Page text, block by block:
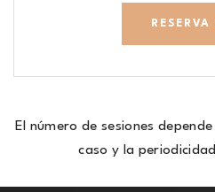
El número de sesiones
caso y la